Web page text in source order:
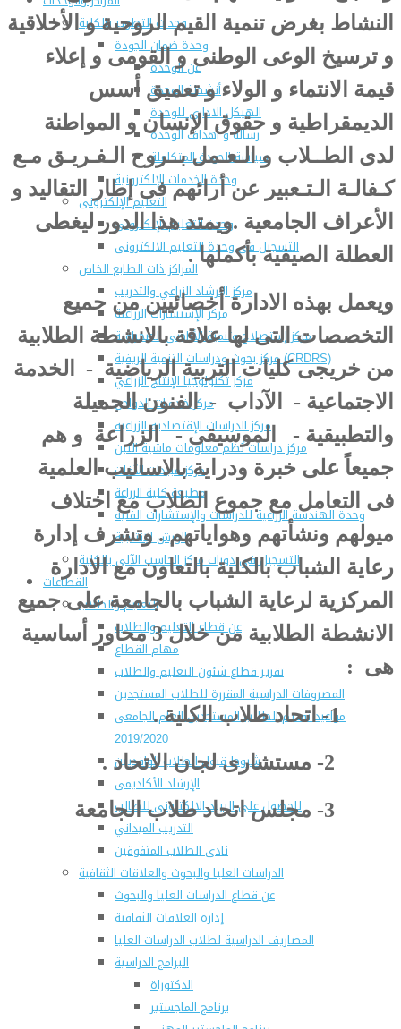
وحدات التطوير بالكلية
وحدة ضمان الجودة
عن الوحدة
أنشطة الوحدة
الهيكل الادارى للوحدة
رسالة و أهداف الوحدة
سياسة الجودة المتكاملة
وحدة الخدمات الإلكترونية
التعليم الإلكترونى
وحدة التعليم الإلكترونى
التسجيل فى وحدة التعليم الالكترونى
المراكز ذات الطابع الخاص
مركز الإرشاد الزراعي والتدريب
مركز الإستشارات الزراعية
مركز إستصلاح وتنمية الأراضى الصحراوية
مركز بحوث ودراسات التنمية الريفية (CRDRS)
مركز تكنولوجيا الإنتاج الزراعي
مركز خـدمـات الدواجن
مركز الدراسات الإقتصادية الزراعية
مركز دراسات نُظم معلومات ماشية اللبن
مركز مبيدات الآفات
مطبعة كلية الزراعة
وحدة الهندسة الزراعية للدراسات والإستشارات الفنية
الورش الإنتاجية
التسجيل في دورات مركز الحاسب الآلي بالكلية
القطاعات
التعليم والطلاب
عن قطاع التعليم والطلاب
مهام القطاع
تقرير قطاع شئون التعليم والطلاب
المصروفات الدراسية المقررة للطلاب المستجدين
مواعيد تقديم الطلاب المستجدين العام الجامعى
2019/2020
شروط قبول الطلاب الوافديين
الإرشاد الأكاديمى
للحصول على البريد الالكترونى للطالب
التدريب الميداني
نادى الطلاب المتفوقين
الدراسات العليا والبحوث والعلاقات الثقافية
عن قطاع الدراسات العليا والبحوث
إدارة العلاقات الثقافية
المصاريف الدراسية لطلاب الدراسات العليا
البرامج الدراسية
الدكتوراة
برنامج الماجستير
النشاط بغرض تنمية القيم الروحية و الأخلاقية
و ترسيخ الوعى الوطنى و القومى و إعلاء
قيمة الانتماء و الولاء و تعميق أسس
الديمقراطية و حقوق الإنسان و المواطنة
لدى الطــلاب و الـعـمل بــروح الـفـريـق مـع
كـفالـة الـتـعبير عن أرائهم فى إطار التقاليد و
الأعراف الجامعية .ويمتد هذا الدور ليغطى
العطلة الصيفية بأكملها .
ويعمل بهذه الادارة أخصائيين من جميع
التخصصات التى لها علاقة بالانشطة الطلابية
من خريجى كليات التربية الرياضية - الخدمة
الاجتماعية - الآداب - الفنون الجميلة
والتطبيقية - الموسيقى - الزراعة و هم
جميعاً على خبرة ودراية بالاساليب العلمية
فى التعامل مع جموع الطلاب مع اختلاف
ميولهم ونشأتهم وهواياتهم . وتشرف إدارة
رعاية الشباب بالكلية بالتعاون مع الادارة
المركزية لرعاية الشباب بالجامعة على جميع
الانشطة الطلابية من خلال 3 محاور أساسية
هى :
1- اتحاد طلاب الكلية .